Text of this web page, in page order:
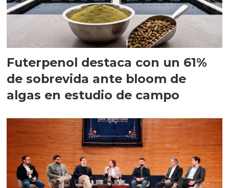
Futerpenol destaca con un 61%
de sobrevida ante bloom de
algas en estudio de campo